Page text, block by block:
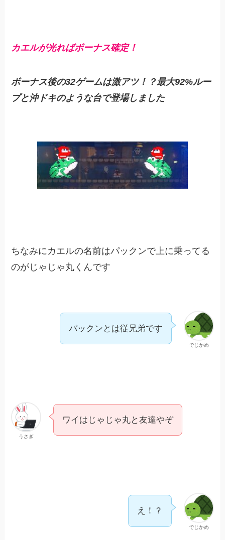
カエルが光ればボーナス確定！
ボーナス後の32ゲームは激アツ！？最大92%ルー
プと沖ドキのような台で登場しました
ちなみにカエルの名前はパックンで上に乗ってる
のがじゃじゃ丸くんです
でじかめ
パックンとは従兄弟です
うさぎ
ワイはじゃじゃ丸と友達やぞ
でじかめ
え！？